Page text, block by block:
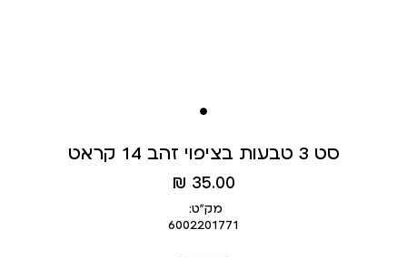
סט 3 טבעות בציפוי זהב 14 קראט
מחיר
מוצר
35.00 ₪
מק״ט:
6002201771